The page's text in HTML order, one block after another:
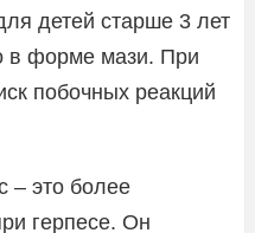
детей старше 3 лет
в форме мази. При
побочных реакций
– это более
герпесе. Он